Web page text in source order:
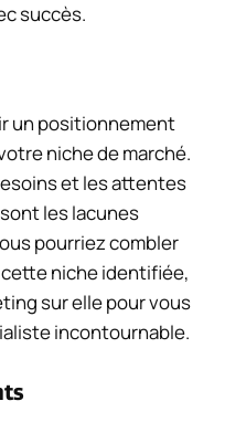
succès.
un positionnement
niche de marché.
et les attentes
les lacunes
pourriez combler
niche identifiée,
sur elle pour vous
incontournable.